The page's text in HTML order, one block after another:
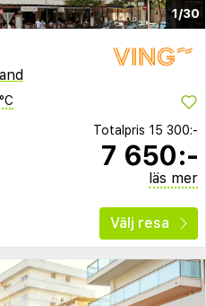
1/30
Totalpris 15 300:-
7 650:-
läs mer
Välj resa